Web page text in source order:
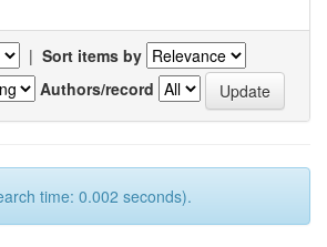
| Sort items by
Authors/record
time: 0.002 seconds).